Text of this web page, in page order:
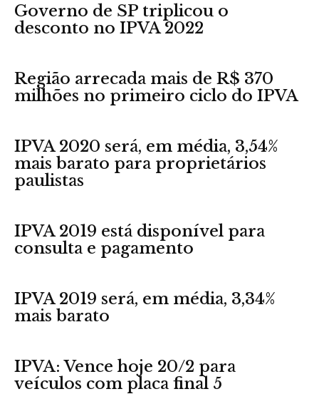
Governo de SP triplicou o
desconto no IPVA 2022
Região arrecada mais de R$ 370
milhões no primeiro ciclo do IPVA
IPVA 2020 será, em média, 3,54%
mais barato para proprietários
paulistas
IPVA 2019 está disponível para
consulta e pagamento
IPVA 2019 será, em média, 3,34%
mais barato
IPVA: Vence hoje 20/2 para
veículos com placa final 5